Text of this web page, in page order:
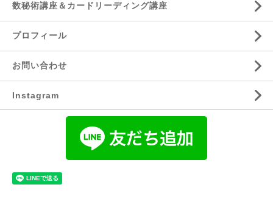
数秘術講座＆カードリーディング講座
プロフィール
お問い合わせ
Instagram